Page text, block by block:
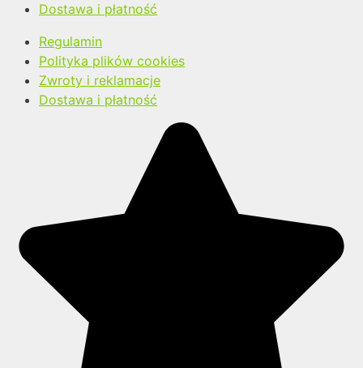
Dostawa i płatność
Regulamin
Polityka plików cookies
Zwroty i reklamacje
Dostawa i płatność